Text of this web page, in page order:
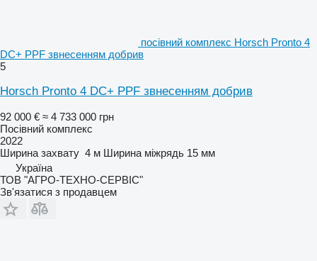
посівний комплекс Horsch Pronto 4
DC+ PPF звнесенням добрив
5
Horsch Pronto 4 DC+ PPF звнесенням добрив
92 000 € ≈ 4 733 000 грн
Посівний комплекс
2022
Ширина захвату 4 м Ширина міжрядь 15 мм
Україна
ТОВ "АГРО-ТЕХНО-СЕРВІС"
Зв'язатися з продавцем